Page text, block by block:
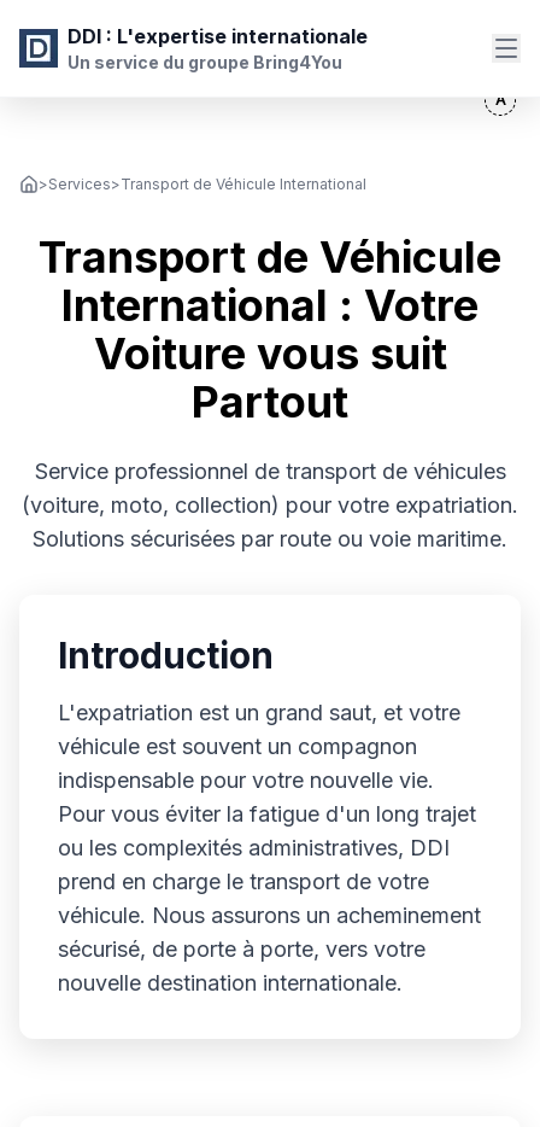
DDI : L'expertise internationale
Un service du groupe Bring4You
>Services>Transport de Véhicule International
Transport de Véhicule
International : Votre
Voiture vous suit
Partout
Service professionnel de transport de véhicules
(voiture, moto, collection) pour votre expatriation.
Solutions sécurisées par route ou voie maritime.
Introduction
L'expatriation est un grand saut, et votre
véhicule est souvent un compagnon
indispensable pour votre nouvelle vie.
Pour vous éviter la fatigue d'un long trajet
ou les complexités administratives, DDI
prend en charge le transport de votre
véhicule. Nous assurons un acheminement
sécurisé, de porte à porte, vers votre
nouvelle destination internationale.